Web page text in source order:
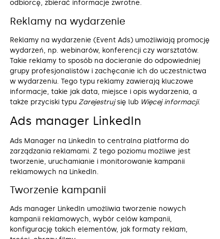
odbiorcę, zbierać informacje zwrotne.
Reklamy na wydarzenie
Reklamy na wydarzenie (Event Ads) umożliwiają promocję
wydarzeń, np. webinarów, konferencji czy warsztatów.
Takie reklamy to sposób na docieranie do odpowiedniej
grupy profesjonalistów i zachęcanie ich do uczestnictwa
w wydarzeniu. Tego typu reklamy zawierają kluczowe
informacje, takie jak data, miejsce i opis wydarzenia, a
także przyciski typu Zarejestrujsię lub Więcej informacji.
Ads manager LinkedIn
Ads Manager na LinkedIn to centralna platforma do
zarządzania reklamami. Z tego poziomu możliwe jest
tworzenie, uruchamianie i monitorowanie kampanii
reklamowych na LinkedIn.
Tworzenie kampanii
Ads manager LinkedIn umożliwia tworzenie nowych
kampanii reklamowych, wybór celów kampanii,
konfigurację takich elementów, jak formaty reklam,